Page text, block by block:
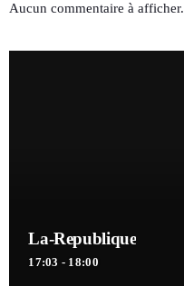
Aucun commentaire à afficher.
La-Republique
17:03 - 18:00